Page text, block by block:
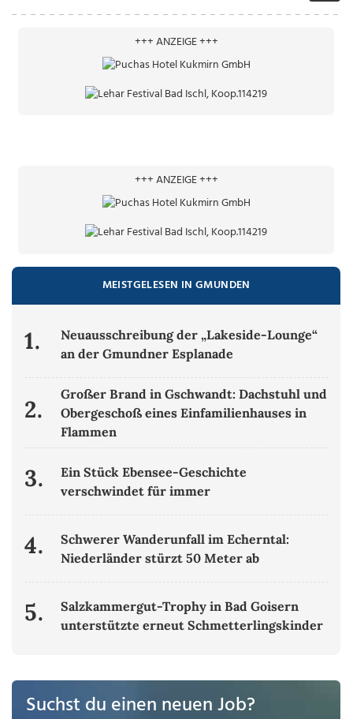
+++ ANZEIGE +++
+++ ANZEIGE +++
MEISTGELESEN IN GMUNDEN
1.
Neuausschreibung der „Lakeside-Lounge“
an der Gmundner Esplanade
2.
Großer Brand in Gschwandt: Dachstuhl und
Obergeschoß eines Einfamilienhauses in
Flammen
3.
Ein Stück Ebensee-Geschichte
verschwindet für immer
4.
Schwerer Wanderunfall im Echerntal:
Niederländer stürzt 50 Meter ab
5.
Salzkammergut-Trophy in Bad Goisern
unterstützte erneut Schmetterlingskinder
Suchst du einen neuen Job?